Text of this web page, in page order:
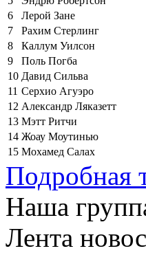
6
Лерой Зане
7
Рахим Стерлинг
8
Каллум Уилсон
9
Поль Погба
10 Давид Сильва
11 Серхио Агуэро
12 Александр Ляказетт
13 Мэтт Ритчи
14 Жоау Моутинью
15 Мохамед Салах
Подробная
Наша
Лента